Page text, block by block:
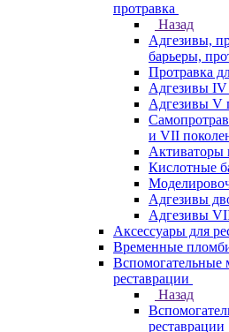
протравка
Назад
Адгезивы,
барьеры,
Протравка
Адгезивы IV
Адгезивы V
и VII
Активаторы
Кислотные
Адгезивы
Адгезивы
Аксессуары для
Временные
Вспомогательные
реставрации
Назад
реставрации